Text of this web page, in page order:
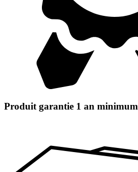
Produit garantie 1 an minimum